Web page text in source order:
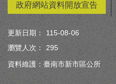
政府網站資料開放宣告
更新日期：
115-08-06
瀏覽人次：
295
資料維護：臺南市新市區公所